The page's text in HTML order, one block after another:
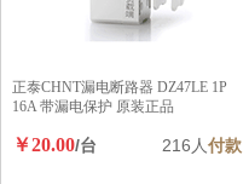
正泰CHNT漏电断路器 DZ47LE 1P
16A 带漏电保护 原装正品
￥20.00/台 216人付款